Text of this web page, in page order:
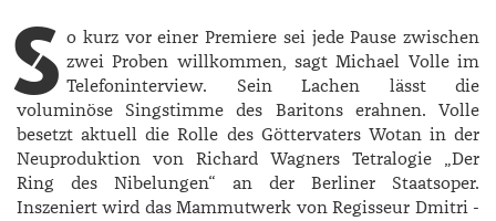
S o kurz vor einer Premiere sei jede Pause zwischen
zwei Proben willkommen, sagt ­Michael ­Volle im
Telefoninterview. Sein Lachen lässt die
voluminöse Singstimme des Baritons erahnen. Volle
besetzt aktuell die Rolle des Göttervaters Wotan in der
Neuproduktion von Richard Wagners Tetralogie „Der
Ring des Nibelungen“ an der Berliner Staatsoper.
Inszeniert wird das Mammutwerk von Regisseur ­Dmitri ­